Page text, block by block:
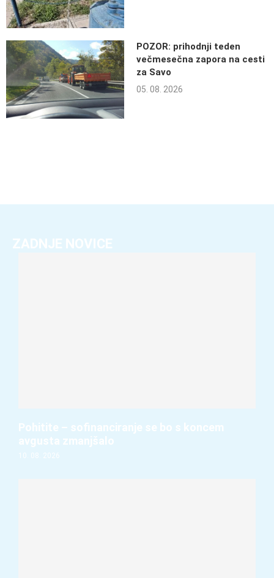
POZOR: prihodnji teden
večmesečna zapora na cesti
za Savo
05. 08. 2026
ZADNJE NOVICE
Pohitite – sofinanciranje se bo s koncem
avgusta zmanjšalo
10. 08. 2026